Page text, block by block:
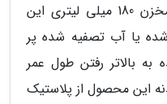
برای استفاده ضروری است تا مخزن 180 میلی لیتری این
یا آب تصفیه شده پر
به بالاتر رفتن طول عمر
این محصول از پلاستیک